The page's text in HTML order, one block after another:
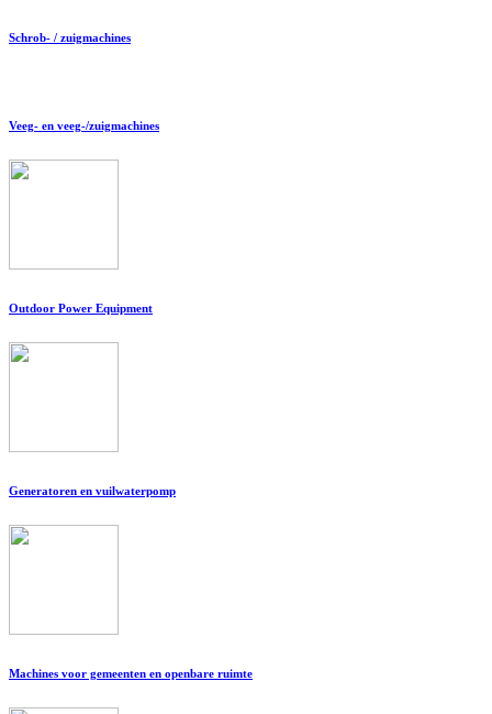
Schrob- / zuigmachines
Veeg- en veeg-/zuigmachines
Outdoor Power Equipment
Generatoren en vuilwaterpomp
Machines voor gemeenten en openbare ruimte